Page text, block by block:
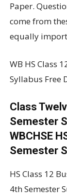
Paper.
come from
equally
WB HS Class
Syllabus Free
Class
Semester
WBCHSE
Semester
HS Class 12
4th Semester